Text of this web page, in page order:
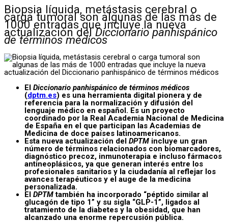
Biopsia líquida, metástasis cerebral o
carga tumoral son algunas de las más de
1000 entradas que incluye la nueva
actualización delDiccionario panhispánico
de términos médicos
El Diccionario panhispánico de términos médicos
(dptm.es) es una herramienta digital pionera y de
referencia para la normalización y difusión del
lenguaje médico en español. Es un proyecto
coordinado por la Real Academia Nacional de Medicina
de España en el que participan las Academias de
Medicina de doce países latinoamericanos.
Esta nueva actualización del DPTM incluye un gran
número de términos relacionados con biomarcadores,
diagnóstico precoz, inmunoterapia e incluso fármacos
antineoplásicos, ya que generan interés entre los
profesionales sanitarios y la ciudadanía al reflejar los
avances terapéuticos y el auge de la medicina
personalizada.
El DPTMtambién ha incorporado “péptido similar al
glucagón de tipo 1” y su sigla “GLP-1”, ligados al
tratamiento de la diabetes y la obesidad, que han
alcanzado una enorme repercusión pública.